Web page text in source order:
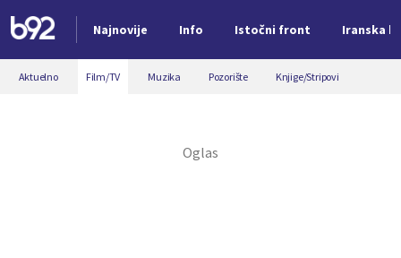
Najnovije Info Istočni front Iranska
Nova vest
Aktuelno Film/TV Muzika Pozorište Knjige/Stripovi